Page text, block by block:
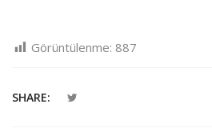
Görüntülenme: 887
SHARE: